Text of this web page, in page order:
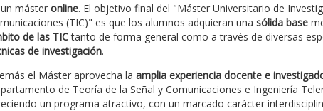
un máster online. El objetivo final del "Máster Universitario de
(TIC)" es que los alumnos adquieran una sólida base
de las TICtanto de forma general como a través de diversas
de investigación.
el Máster aprovecha la amplia experiencia docente e
de Teoría de la Señal y Comunicaciones e Ingeniería
un programa atractivo, con un marcado carácter